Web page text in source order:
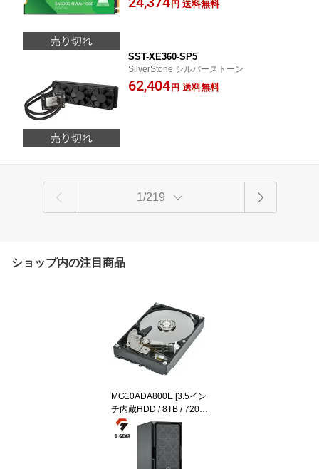
円 送料無料
SST-XE360-SP5
SilverStone シルバーストーン
62,404 円 送料無料
1/219
ショップ内の注目商品
MG10ADA800E [3.5イン
チ内蔵HDD / 8TB / 7200r
pm / MG10-D シリーズ /
国内サポート対応]